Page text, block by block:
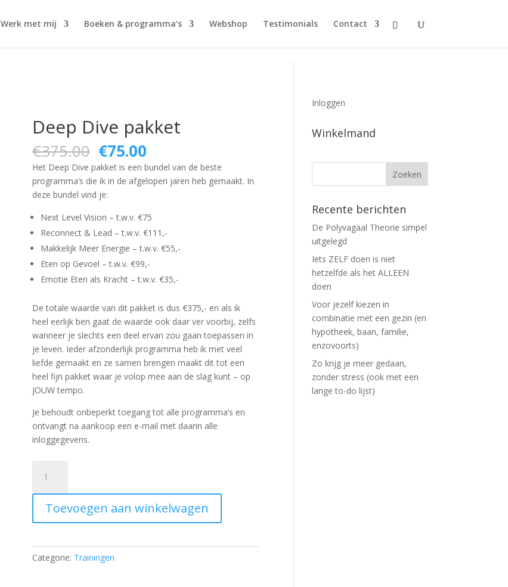
Werk met mij Boeken & programma’s Webshop Testimonials Contact
Deep Dive pakket
€375.00 Oorspronkelijke
prijs
was:
€375.00.
€75.00
prijs
is:
€75.00.
Het Deep Dive pakket is een bundel van de beste
programma’s die ik in de afgelopen jaren heb gemaakt. In
deze bundel vind je:
Next Level Vision – t.w.v. €75
Reconnect & Lead – t.w.v. €111,-
Makkelijk Meer Energie – t.w.v. €55,-
Eten op Gevoel – t.w.v. €99,-
Emotie Eten als Kracht – t.w.v. €35,-
De totale waarde van dit pakket is dus €375,- en als ik
heel eerlijk ben gaat de waarde ook daar ver voorbij, zelfs
wanneer je slechts een deel ervan zou gaan toepassen in
je leven. Ieder afzonderlijk programma heb ik met veel
liefde gemaakt en ze samen brengen maakt dit tot een
heel fijn pakket waar je volop mee aan de slag kunt – op
JOUW tempo.
Je behoudt onbeperkt toegang tot alle programma’s en
ontvangt na aankoop een e-mail met daarin alle
inloggegevens.
Dive
pakket
aantalToevoegen aan winkelwagen
Categorie: Trainingen
Inloggen
Winkelmand
Recente berichten
De Polyvagaal Theorie simpel
uitgelegd
Iets ZELF doen is niet
hetzelfde als het ALLEEN
doen
Voor jezelf kiezen in
combinatie met een gezin (en
hypotheek, baan, familie,
enzovoorts)
Zo krijg je meer gedaan,
zonder stress (ook met een
lange to-do lijst)